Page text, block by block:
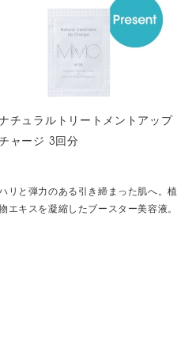
チュラルトリートメントアップ
ャージ 3回分
リと弾力のある引き締まった肌へ。植
エキスを凝縮したブースター美容液。